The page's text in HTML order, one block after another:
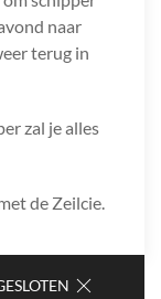
naar
terug in
zal je alles
de Zeilcie.